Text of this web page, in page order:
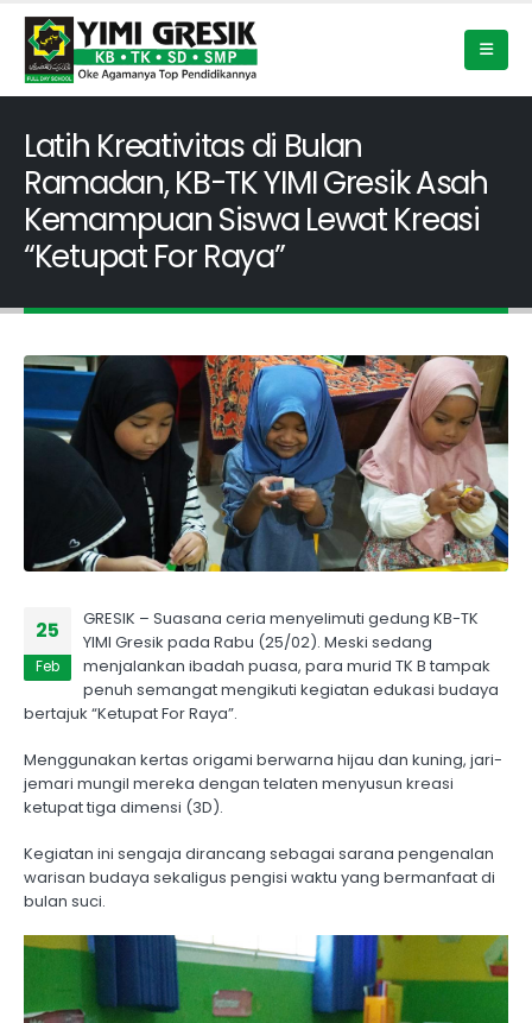
Latih Kreativitas di Bulan
Ramadan, KB-TK YIMI Gresik Asah
Kemampuan Siswa Lewat Kreasi
“Ketupat For Raya”
25
Feb
GRESIK – Suasana ceria menyelimuti gedung KB-TK
YIMI Gresik pada Rabu (25/02). Meski sedang
menjalankan ibadah puasa, para murid TK B tampak
penuh semangat mengikuti kegiatan edukasi budaya
bertajuk “Ketupat For Raya”.
Menggunakan kertas origami berwarna hijau dan kuning, jari-
jemari mungil mereka dengan telaten menyusun kreasi
ketupat tiga dimensi (3D).
Kegiatan ini sengaja dirancang sebagai sarana pengenalan
warisan budaya sekaligus pengisi waktu yang bermanfaat di
bulan suci.